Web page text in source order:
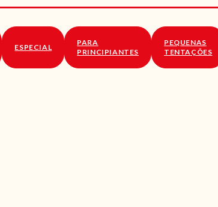
ESPECIAL
PARA
PRINCIPIANTES
PEQUENAS
TENTAÇÕES